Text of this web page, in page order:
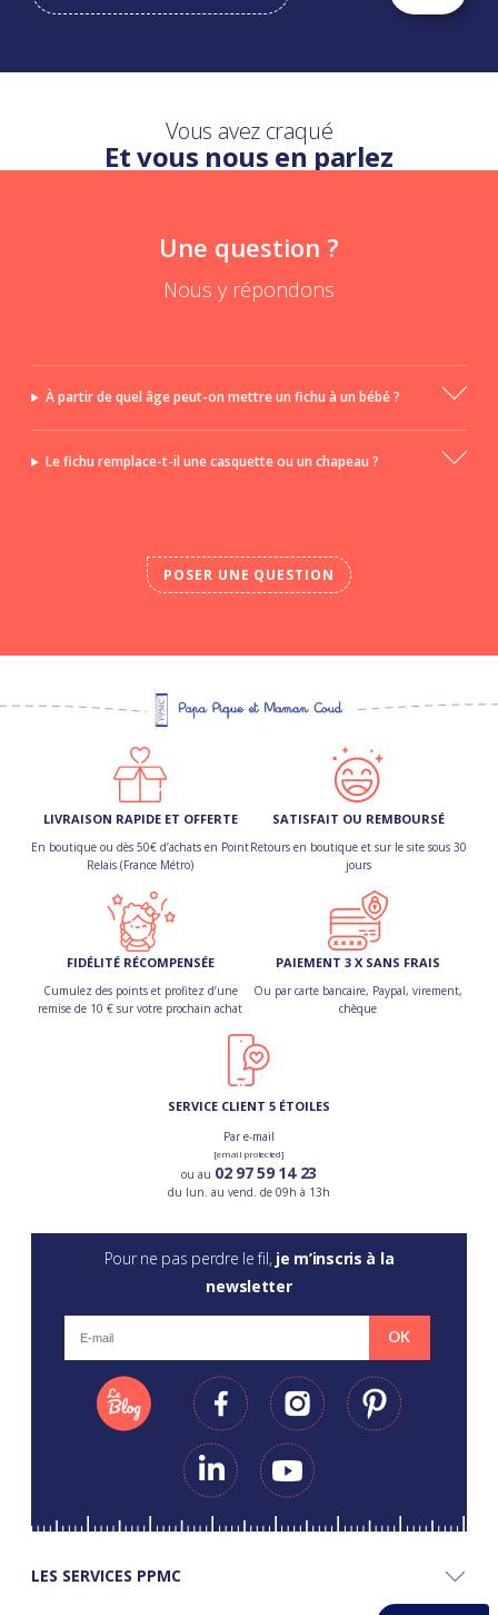
Vous avez craqué
Et vous nous en parlez
Une question ?
Nous y répondons
À partir de quel âge peut-on mettre un fichu à un bébé ?
Le fichu remplace-t-il une casquette ou un chapeau ?
POSER UNE QUESTION
LIVRAISON RAPIDE ET OFFERTE
En boutique ou dès 50€ d’achats en Point
Relais (France Métro)
SATISFAIT OU REMBOURSÉ
Retours en boutique et sur le site sous 30
jours
FIDÉLITÉ RÉCOMPENSÉE
Cumulez des points et profitez d’une
remise de 10 € sur votre prochain achat
PAIEMENT 3 X SANS FRAIS
Ou par carte bancaire, Paypal, virement,
chèque
SERVICE CLIENT 5 ÉTOILES
Par e-mail
[email protected]
ou au 02 97 59 14 23
du lun. au vend. de 09h à 13h
Pour ne pas perdre le fil, je m’inscris à la
newsletter
OK
LES SERVICES PPMC